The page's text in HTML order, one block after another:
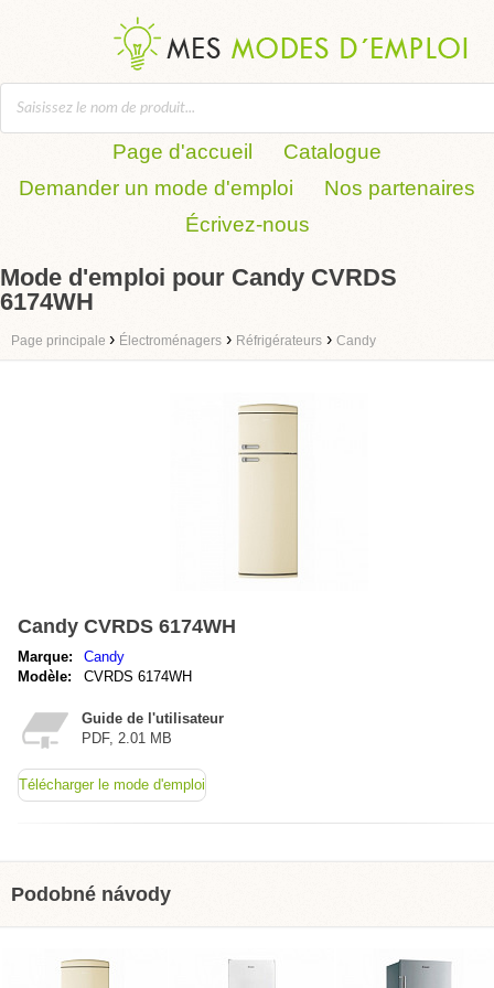
Page d'accueil
Catalogue
Demander un mode d'emploi
Nos partenaires
Écrivez-nous
Mode d'emploi pour Candy CVRDS
6174WH
Page principale › Électroménagers › Réfrigérateurs › Candy
Candy CVRDS 6174WH
Marque:
Candy
Modèle:
CVRDS 6174WH
Guide de l'utilisateur
PDF, 2.01 MB
Télécharger le mode d'emploi
Podobné návody